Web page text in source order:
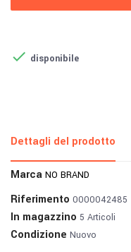
 disponibile
Dettagli del prodotto
Marca NO BRAND
Riferimento 0000042485
In magazzino 5 Articoli
Condizione Nuovo